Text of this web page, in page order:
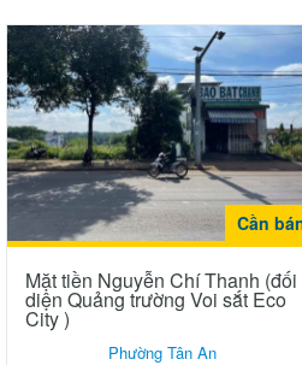
Cần
Mặt tiền Nguyễn Chí Thanh (đối
diện Quảng trường Voi sắt Eco
City )
Phường Tân An